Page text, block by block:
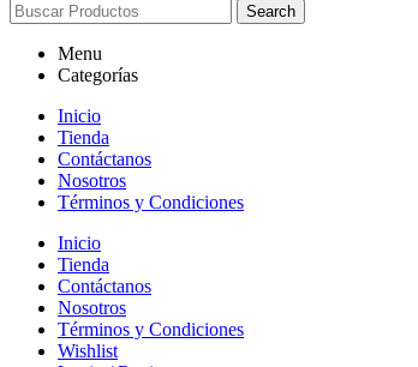
Search
Menu
Categorías
Inicio
Tienda
Contáctanos
Nosotros
Términos y Condiciones
Inicio
Tienda
Contáctanos
Nosotros
Términos y Condiciones
Wishlist